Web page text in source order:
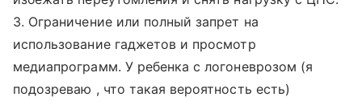
3. Ограничение или полный запрет на
использование гаджетов и просмотр
медиапрограмм. У ребенка с логоневрозом (я
подозреваю , что такая вероятность есть)